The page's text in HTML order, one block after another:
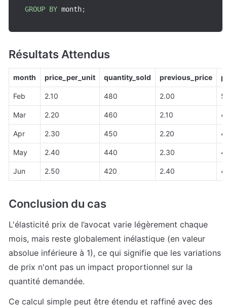
GROUP BY month;
Résultats Attendus
month price_per_unit quantity_sold previous_price
Feb 2.10 480 2.00
Mar 2.20 460 2.10
Apr 2.30 450 2.20
May 2.40 440 2.30
Jun 2.50 420 2.40
Conclusion du cas
L'élasticité prix de l’avocat varie légèrement chaque
mois, mais reste globalement inélastique (en valeur
absolue inférieure à 1), ce qui signifie que les variations
de prix n'ont pas un impact proportionnel sur la
quantité demandée.
Ce calcul simple peut être étendu et raffiné avec des